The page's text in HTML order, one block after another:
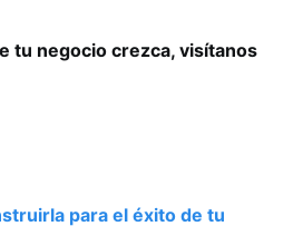
tu negocio crezca, visítanos
para el éxito de tu